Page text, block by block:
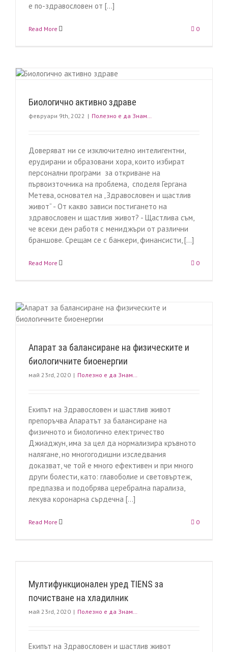
е по-здравословен от [...]
Read More 0
Биологично активно здраве
февруари 9th, 2022 | Полезно е да Знам…
Доверяват ни се изключително интелигентни,
ерудирани и образовани хора, които избират
персонални програми за откриване на
първоизточника на проблема, споделя Гергана
Метева, основател на „Здравословен и щастлив
живот“ - От какво зависи постигането на
здравословен и щастлив живот? - Щастлива съм,
че всеки ден работя с мениджъри от различни
браншове. Срещам се с банкери, финансисти, [...]
Read More 0
Aпарат за балансиране на физическите и
биологичните биоенергии
май 23rd, 2020 | Полезно е да Знам…
Екипът на Здравословен и шастлив живот
препоръчва Апаратът за балансиране на
физичното и биологично електричество
Джиаджун, има за цел да нормализира кръвното
налягане, но многогодишни изследвания
доказват, че той е много ефективен и при много
други болести, като: главоболие и световъртеж,
предпазва и подобрява церебрална парализа,
лекува коронарна сърдечна [...]
Read More 0
Мултифункционален уред TIENS за
почистване на хладилник
май 23rd, 2020 | Полезно е да Знам…
Екипът на Здравословен и шастлив живот